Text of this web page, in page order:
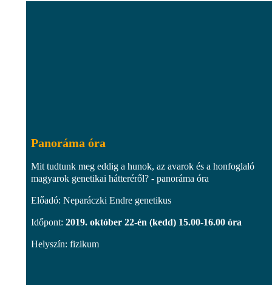
Panoráma óra
Mit tudtunk meg eddig a hunok, az avarok és a honfoglaló
magyarok genetikai hátteréről? - panoráma óra
Előadó: Neparáczki Endre genetikus
Időpont: 2019. október 22-én (kedd) 15.00-16.00 óra
Helyszín: fizikum